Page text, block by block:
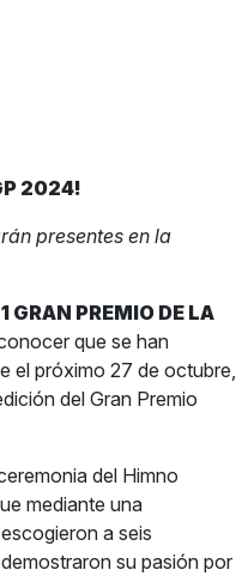
2024!
presentes en la
GRAN PREMIO DE LA
que se han
el próximo 27 de octubre,
del Gran Premio
del Himno
mediante una
a seis
su pasión por